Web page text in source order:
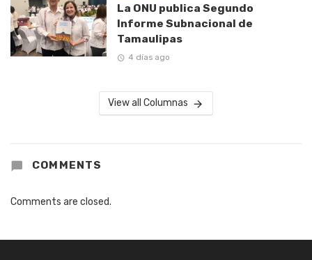
La ONU publica Segundo
Informe Subnacional de
Tamaulipas
4 días ago
View all Columnas
COMMENTS
Comments are closed.